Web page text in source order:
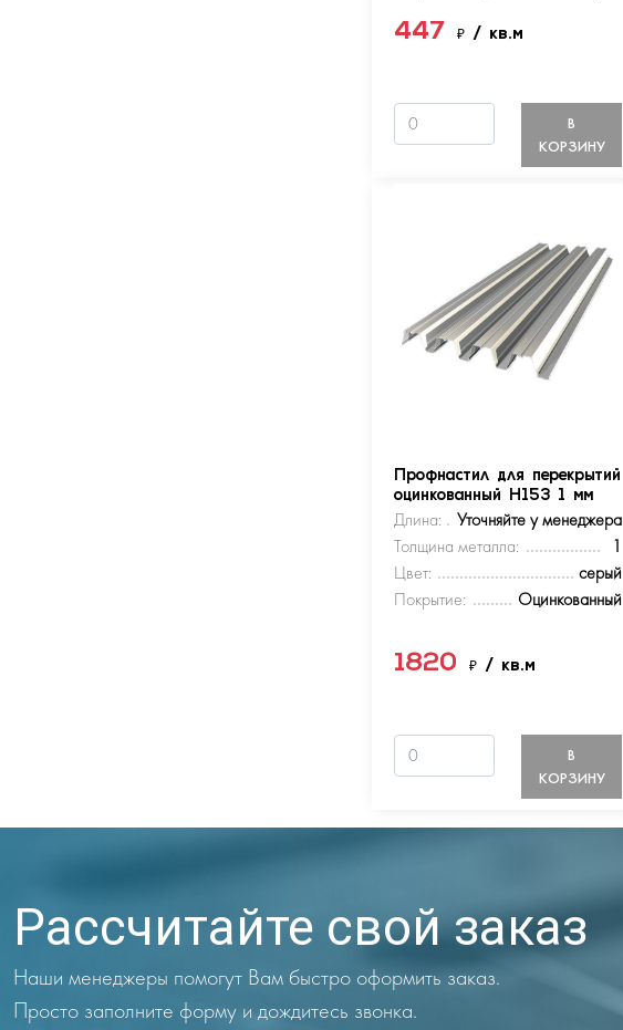
447₽/ кв.м
В
КОРЗИНУ
Профнастил для перекрытий
оцинкованный Н153 1 мм
Длина:
Уточняйте у менеджера
Толщина металла:
1
Цвет:
серый
Покрытие:
Оцинкованный
1820₽/ кв.м
В
КОРЗИНУ
Рассчитайте свой заказ
Наши менеджеры помогут Вам быстро оформить заказ.
Просто заполните форму и дождитесь звонка.